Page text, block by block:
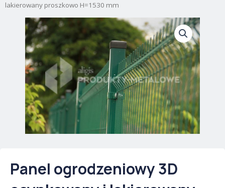
lakierowany proszkowo H=1530 mm
Panel ogrodzeniowy 3D